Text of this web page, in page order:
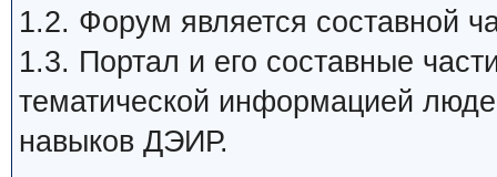
1.2. Форум является составной
1.3. Портал и его составные
тематической информацией
навыков ДЭИР.